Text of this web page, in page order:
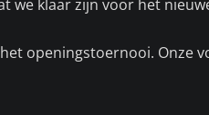
we klaar zijn voor het
openingstoernooi. Onze